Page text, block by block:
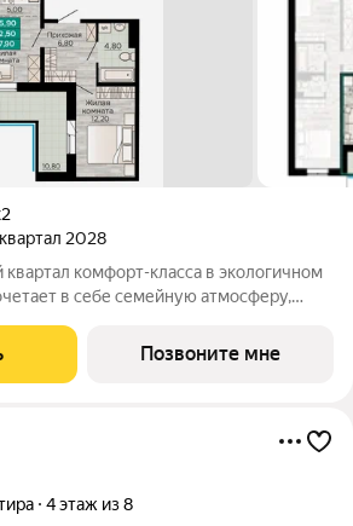
2028
комфорт-класса в экологичном
в себе семейную атмосферу,
находятся школы, детские
Позвоните мне
4 этаж из 8